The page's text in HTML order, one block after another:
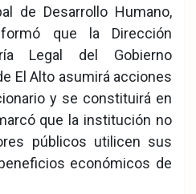
de Desarrollo Humano,
que la Dirección
Legal del Gobierno
El Alto asumirá acciones
y se constituirá en
que la institución no
públicos utilicen sus
económicos de